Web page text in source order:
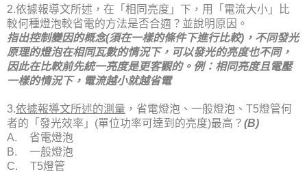
2.依據報導文所述，在「相同亮度」下，用「電流大小」比
較何種燈泡較省電的方法是否合適？並說明原因。
指出控制變因的概念(須在一樣的條件下進行比較) ，不同發光
原理的燈泡在相同瓦數的情況下，可以發光的亮度也不同，
因此在比較前先統一亮度是更客觀的。例：相同亮度且電壓
一樣的情況下，電流越小就越省電
3.依據報導文所述的測量 ，省電燈泡、一般燈泡、 T5燈管何
者的「發光效率」
(單位功率可達到的亮度)最高？ (B)
A.
省電燈泡
B. 一般燈泡
C. T5燈管